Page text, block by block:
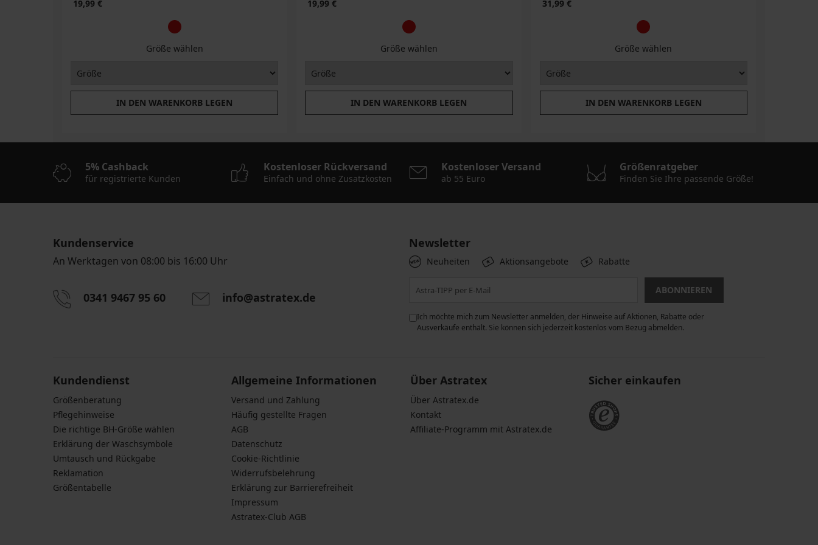
19,99 €
Größe wählen
IN DEN WARENKORB LEGEN
19,99 €
Größe wählen
IN DEN WARENKORB LEGEN
31,99 €
Größe wählen
IN DEN WARENKORB LEGEN
5% Cashback
für registrierte Kunden
Kostenloser Rückversand
Einfach und ohne Zusatzkosten
Kostenloser Versand
ab 55 Euro
Größenratgeber
Finden Sie Ihre passende Größe!
Kundenservice
An Werktagen von 08:00 bis 16:00 Uhr
0341 9467 95 60 info@astratex.de
Newsletter
Neuheiten Aktionsangebote Rabatte
ABONNIEREN
Ich möchte mich zum Newsletter anmelden, der Hinweise auf Aktionen, Rabatte oder
Ausverkäufe enthält. Sie können sich jederzeit kostenlos vom Bezug abmelden.
Kundendienst
Größenberatung
Pflegehinweise
Die richtige BH-Größe wählen
Erklärung der Waschsymbole
Umtausch und Rückgabe
Reklamation
Größentabelle
Allgemeine Informationen
Versand und Zahlung
Häufig gestellte Fragen
AGB
Datenschutz
Cookie-Richtlinie
Widerrufsbelehrung
Erklärung zur Barrierefreiheit
Impressum
Astratex-Club AGB
Über Astratex
Über Astratex.de
Kontakt
Affiliate-Programm mit Astratex.de
Sicher einkaufen